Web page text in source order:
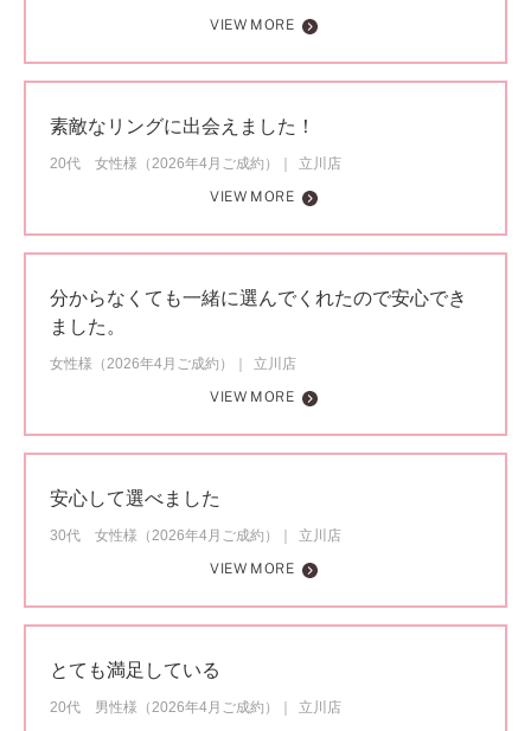
VIEW MORE
素敵なリングに出会えました！
20代 女性様（2026年4月ご成約）
立川店
VIEW MORE
分からなくても一緒に選んでくれたので安心でき
ました。
女性様（2026年4月ご成約）
立川店
VIEW MORE
安心して選べました
30代 女性様（2026年4月ご成約）
立川店
VIEW MORE
とても満足している
20代 男性様（2026年4月ご成約）
立川店